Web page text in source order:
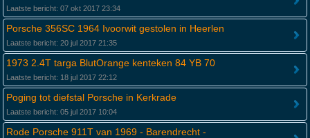
Laatste bericht: 07 okt 2017 23:34
Porsche 356SC 1964 Ivoorwit gestolen in Heerlen
Laatste bericht: 20 jul 2017 21:35
1973 2.4T targa BlutOrange kenteken 84 YB 70
Laatste bericht: 18 jul 2017 22:12
Poging tot diefstal Porsche in Kerkrade
Laatste bericht: 05 jul 2017 10:04
Rode Porsche 911T van 1969 - Barendrecht -